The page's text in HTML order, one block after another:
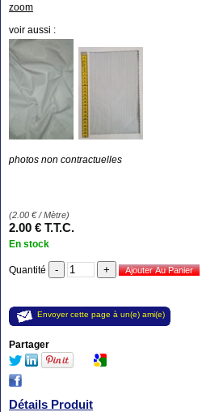
zoom
voir aussi :
photos non contractuelles
(2.00 €/ Mètre)
2.00 € T.T.C.
En stock
Quantité
Envoyer cette page à un(e) ami(e)
Partager
Détails Produit